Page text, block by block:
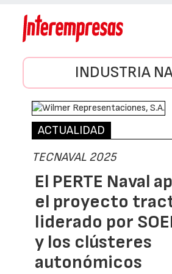
INDUSTRIA
ACTUALIDAD
TECNAVAL 2025
El PERTE Naval
el proyecto
liderado por
y los clústeres
autonómicos